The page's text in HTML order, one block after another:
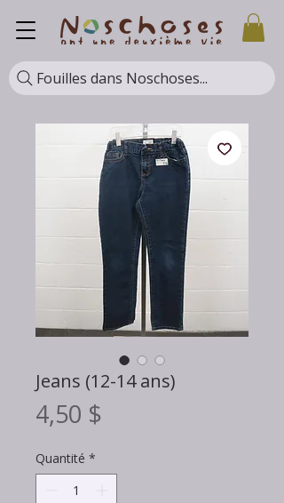
Fouilles dans Noschoses...
Jeans (12-14 ans)
4,50 $
Quantité *